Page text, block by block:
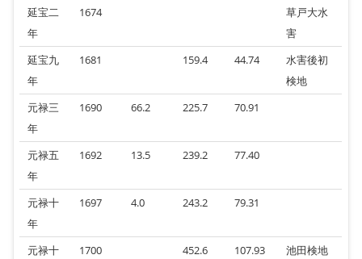
延宝二
年
1674
草戸大水
害
延宝九
年
1681 159.4 44.74
水害後初
検地
元禄三
年
1690 66.2 225.7 70.91
元禄五
年
1692 13.5 239.2 77.40
元禄十
年
1697 4.0 243.2 79.31
元禄十
1700 452.6 107.93 池田検地